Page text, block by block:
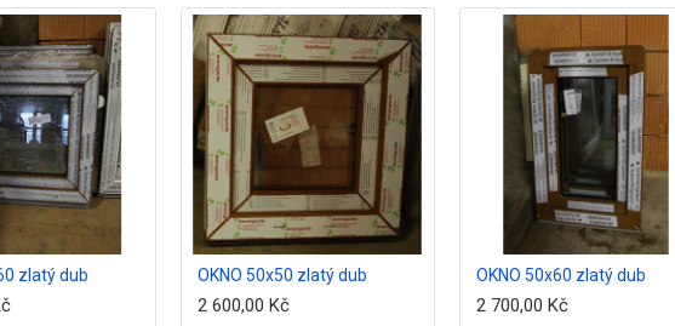
zlatý dub OKNO 50x50 zlatý dub
2 600,00 Kč
OKNO 50x60 zlatý dub
2 700,00 Kč